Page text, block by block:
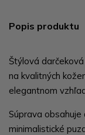
Popis produktu
Štýlová
na kvalitných
elegantnom
Súprava obsahuje
minimalistické